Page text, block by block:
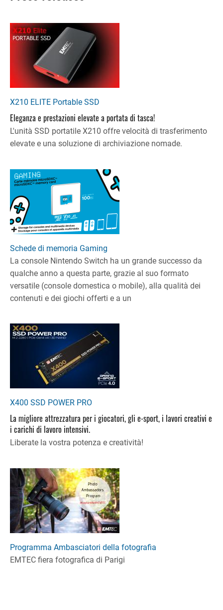
X210 ELITE Portable SSD
Eleganza e prestazioni elevate a portata di tasca!
L'unità SSD portatile X210 offre velocità di trasferimento
elevate e una soluzione di archiviazione nomade.
Schede di memoria Gaming
La console Nintendo Switch ha un grande successo da
qualche anno a questa parte, grazie al suo formato
versatile (console domestica o mobile), alla qualità dei
contenuti e dei giochi offerti e a un
X400 SSD POWER PRO
La migliore attrezzatura per i giocatori, gli e-sport, i lavori creativi e
i carichi di lavoro intensivi.
Liberate la vostra potenza e creatività!
Programma Ambasciatori della fotografia
EMTEC fiera fotografica di Parigi